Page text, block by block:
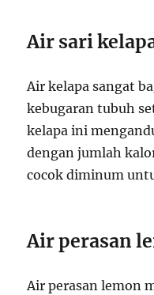
Air sari
Air kelapa sangat
kebugaran tubuh
kelapa ini
dengan jumlah
cocok diminum
Air perasan
Air perasan lemon